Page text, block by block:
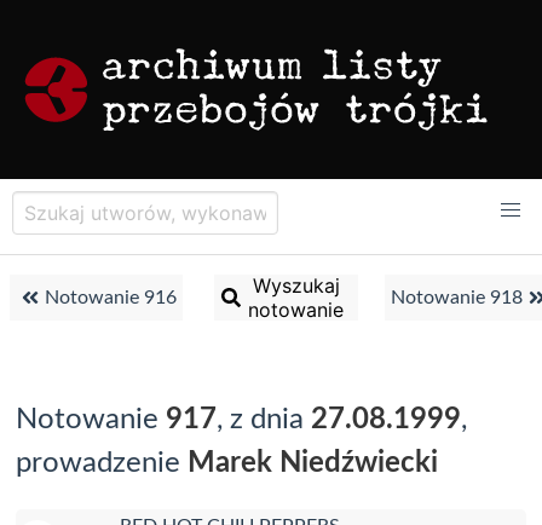
Notowanie 916
Wyszukaj
notowanie
Notowanie 918
Notowanie 917, z dnia 27.08.1999,
prowadzenie Marek Niedźwiecki